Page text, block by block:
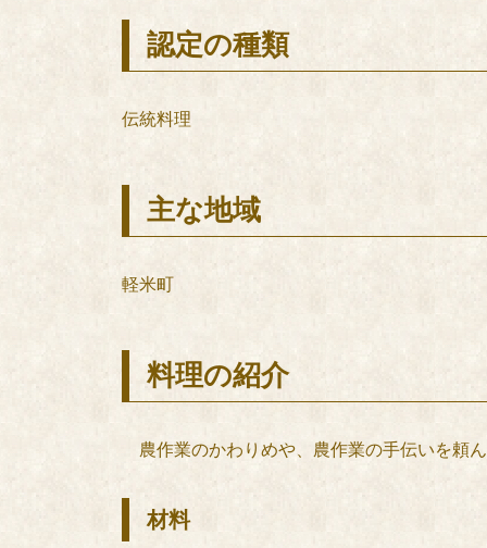
認定の種類
伝統料理
主な地域
軽米町
料理の紹介
農作業のかわりめや、農作業の手伝いを頼
材料